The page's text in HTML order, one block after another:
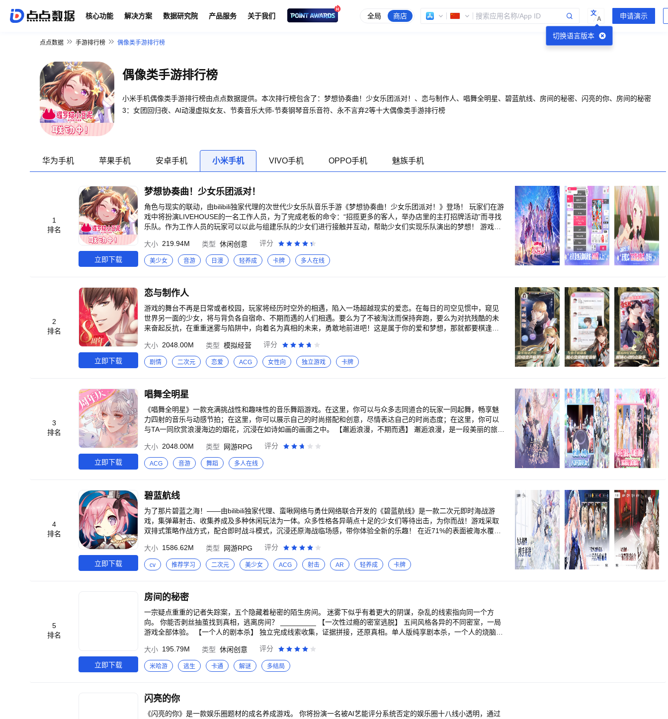
核心功能 解决方案 数据研究院 产品服务 关于我们 全局 商店
切换语言版本
文
A
点点数据 手游排行榜 偶像类手游排行榜
偶像类手游排行榜
小米手机偶像类手游排行榜由点点数据提供。本次排行榜包含了：梦想协奏曲！少女乐团派对！、恋与制作人、唱舞全明星、碧蓝航线、房间的秘密、闪亮的你、房间的秘密
3：女团回归夜、AI动漫虚拟女友、节奏音乐大师-节奏钢琴音乐音符、永不言弃2等十大偶像类手游排行榜
华为手机 苹果手机 安卓手机 小米手机 VIVO手机 OPPO手机 魅族手机
1
排名
立即下载
梦想协奏曲！少女乐团派对！
角色与现实的联动，由bilibili独家代理的次世代少女乐队音乐手游《梦想协奏曲！少女乐团派对！》登场！ 玩家们在游
戏中将扮演LIVEHOUSE的一名工作人员，为了完成老板的命令：“招揽更多的客人，举办店里的主打招牌活动”而寻找
乐队。作为工作人员的玩家可以以此与组建乐队的少女们进行接触并互动，帮助少女们实现乐队演出的梦想！ 游戏特
刀完成。除了《BanG Dream!》企划已发行的全部歌曲之外，游戏还收录了大量全新原创曲，以及玩家们耳熟能详的A
CG经典曲目翻唱版。 【独创协力模式 与线上玩家一起演奏】 游戏加入了支持多人同时在线游玩的协力模式。玩家们
在游戏中可以进行实时的在线匹配，和其他玩家一起完成演出。协力模式最高支持5人同时游玩！ 【邂逅风格迥异的少
组合Roselia 青梅竹马五人奏响的正统系少女摇滚乐队Afterglow 因事务所意向而诞生的偶像组合Pastel＊Palettes 把
“将微笑洒满整个世界”作为目标的Hello、Happy World！ 由名门大小姐学校月之森女子学园所组成的乐队Morfonica
由实力派成员集结而成的RAISE A SUILEN
大小 219.94M 类型 休闲创意 评分
美少女 音游 日漫 轻养成 卡牌 多人在线
2
排名
立即下载
恋与制作人
游戏的舞台不再是日常或者校园，玩家将经历时空外的相遇，陷入一场超越现实的爱恋。在每日的司空见惯中，窥见
世界另一面的少女，将与背负各自宿命、不期而遇的人们相遇。要么为了不被淘汰而保持奔跑，要么为对抗残酷的未
来奋起反抗，在重重迷雾与陷阱中，向着名为真相的未来，勇敢地前进吧！这是属于你的爱和梦想，那就都要棋逢对
大小 2048.00M 类型 模拟经营 评分
剧情 二次元 恋爱 ACG 女性向 独立游戏 卡牌
3
排名
立即下载
唱舞全明星
《唱舞全明星》一款充满挑战性和趣味性的音乐舞蹈游戏。在这里，你可以与众多志同道合的玩家一同起舞，畅享魅
力四射的音乐与动感节拍；在这里，你可以展示自己的时尚搭配和创意，尽情表达自己的时尚态度；在这里，你可以
与TA一同欣赏浪漫海边的烟花，沉浸在如诗如画的画面之中。 【邂逅浪漫，不期而遇】 邂逅浪漫，是一段美丽的旅
邂逅，让你感受到世界的多样与美好。 【舞台挑战，全民组队广场热舞】 舞台绽放魅力，挑战全场的舞蹈盛宴。炙热
的氛围中，众人齐聚一堂，组成默契的团队，共同演绎精彩的广场舞。音乐的节奏扣人心弦，舞步的律动翩然起舞，
每个人都沉浸其中，尽情释放内心的热情与活力。 【指尖跃动，极限手速大挑战】 让指尖在音符间跳跃，让手速在挑
创造出一段段华丽的舞蹈，成为手速挑战中的巅峰玩家。现在，让我们一起投入到指尖的跃动和极限手速的大挑战
中，展现你的绝技，征服音乐的世界。 【千变万化 ，打造换装达人】 这里，时尚的界限不存在，每一次换装都是一次
艺术的创造。你可以探索各种不同风格的服装，从经典的复古款式到前卫的潮流时尚，从优雅的宫廷风格到酷炫的街
头风貌，尽情展现自己的个性与风采。 【交友拍照，点赞送礼聊不停】 交友拍照是一种美妙的方式，让我们与世界各
地的舞友相遇。在舞台的灯光下，我们可以留下珍贵的合影，记录下彼此欢乐的时刻。每一次拍照都是一次与朋友们
大小 2048.00M 类型 网游RPG 评分
ACG 音游 舞蹈 多人在线
4
排名
立即下载
碧蓝航线
为了那片碧蓝之海！——由bilibili独家代理、蛮啾网络与勇仕网络联合开发的《碧蓝航线》是一款二次元即时海战游
戏，集弹幕射击、收集养成及多种休闲玩法为一体。众多性格各异萌点十足的少女们等待出击，为你而战！游戏采取
双排式策略作战方式，配合即时战斗模式，沉浸还原海战临场感，带你体验全新的乐趣！ 在近71%的表面被海水覆盖
的神秘敌人“塞壬”打破。为了夺回曾经的辉煌，白鹰、皇家、铁血、重樱等几大阵营联合起来成立了第三方抗争阵线
“碧蓝航线”，奔赴碧海的深处…… 游戏特色 【即时海战，感受充满张力的临场感！】 从细微的惯性系统到爽快的全弹
射击，从规避致命伤害到予以敌方痛击，让指挥官们如同置身瞬息万变的战场上，运用精妙的策略搭配和灵活的操
构建风格鲜明的交互情境，众多性格萌点各异的少女们，与指挥官一同驶向大海与远方！指挥官，属于您的时刻已经
降临，静候您的指令！ 【养成与收集，丰富要素等你发掘！】 丰富有趣的休闲玩法，家具随意DIY，打造属于指挥官
与少女们的港区乐园；漫画、手办收藏系统，细数共同经历的征战与传奇！ 【激烈的PVP，争夺无敌之名！】 陷身过
往与力量之争的齿轮，与其他指挥官实时交锋，改变世界格局，于茫茫大海之上开辟属于你的征程！
大小 1586.62M 类型 网游RPG 评分
cv 推荐学习 二次元 美少女 ACG 射击 AR 轻养成 卡牌
5
排名
立即下载
房间的秘密
一宗疑点重重的记者失踪案，五个隐藏着秘密的陌生房间。 迷雾下似乎有着更大的阴谋，杂乱的线索指向同一个方
向。 你能否剥丝抽茧找到真相，逃离房间？ _________ 【一次性过瘾的密室逃脱】 五间风格各异的不同密室，一局
游戏全部体验。 【一个人的剧本杀】 独立完成线索收集，证据拼接，还原真相。单人版纯享剧本杀，一个人的烧脑推
爆梗的游戏彩蛋，解谜不忘娱乐精神。 【逻辑创意全在线的谜题】 不仅有逻辑流畅的谜题设计，更有意想不到的创意
谜题大开脑洞。
大小 195.79M 类型 休闲创意 评分
米哈游 逃生 卡通 解谜 多结局
闪亮的你
《闪亮的你》是一款娱乐圈题材的成名养成游戏。 你将扮演一名被AI艺能评分系统否定的娱乐圈十八线小透明，通过